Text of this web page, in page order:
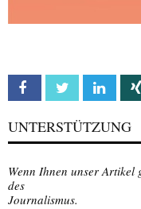
Facebook Twitter
UNTERSTÜTZUNG
Wenn Ihnen unser Artikel
des
Journalismus.